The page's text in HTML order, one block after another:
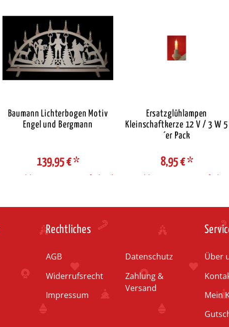
Baumann Lichterbogen Motiv
Engel und Bergmann
139,95 €*
Auswahl Steuerzone / Lieferland
Ersatzglühlampen
Kleinschaftkerze 12 V / 3 W 5
´er Pack
8,95 €*
Auswahl Steuerzone /
Rechtliches
AGB
Widerrufsrecht
Impressum
Datenschutz
Zahlung &
Versand
Über
Mein